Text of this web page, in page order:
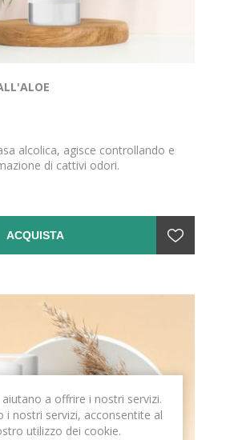
alcolica, agisce controllando e
di cattivi odori.
ACQUISTA
a offrire i nostri servizi.
i nostri servizi, acconsentite al
utilizzo dei cookie.